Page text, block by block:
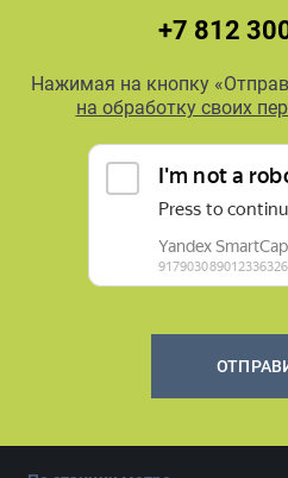
+7 812
Нажимая на кнопку
на обработку своих